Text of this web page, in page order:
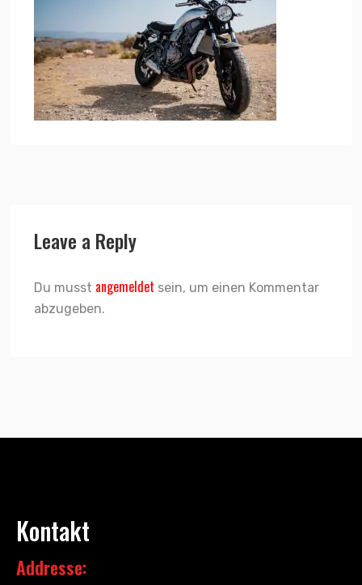
Leave a Reply
Du musst angemeldet sein, um einen Kommentar
abzugeben.
Kontakt
Addresse: